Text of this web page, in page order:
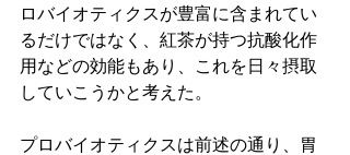
ロバイオティクスが豊富に含まれてい
るだけではなく、紅茶が持つ抗酸化作
用などの効能もあり、これを日々摂取
していこうかと考えた。
プロバイオティクスは前述の通り、胃